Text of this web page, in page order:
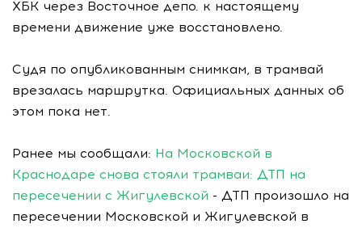
ХБК через Восточное депо. к настоящему
времени движение уже восстановлено.
Судя по опубликованным снимкам, в трамвай
врезалась маршрутка. Официальных данных об
этом пока нет.
Ранее мы сообщали: На Московской в
Краснодаре снова стояли трамваи: ДТП на
пересечении с Жигулевской - ДТП произошло на
пересечении Московской и Жигулевской в